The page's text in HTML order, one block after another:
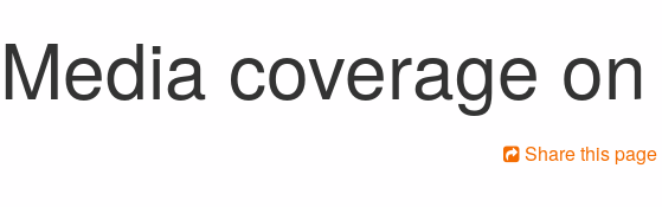
Media coverage
Share this page